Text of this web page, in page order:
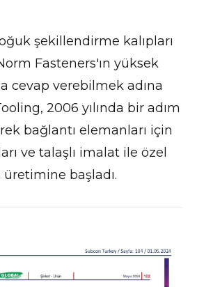
şekillendirme kalıpları
Fasteners'ın yüksek
cevap verebilmek adına
2006 yılında bir adım
bağlantı elemanları için
ve talaşlı imalat ile özel
üretimine başladı.